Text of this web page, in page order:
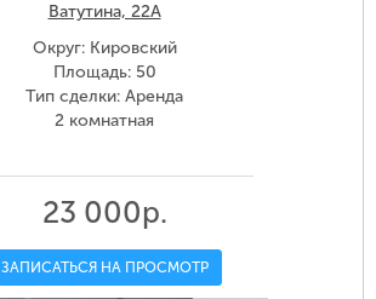
Ватутина, 22А
Округ: Кировский
Площадь: 50
Тип сделки: Аренда
2 комнатная
23 000р.
ЗАПИСАТЬСЯ НА ПРОСМОТР